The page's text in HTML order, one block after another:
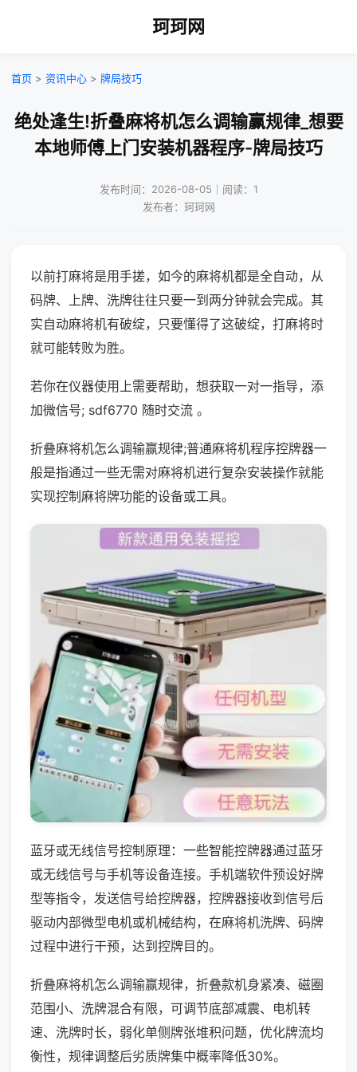
珂珂网
首页 > 资讯中心 > 牌局技巧
绝处逢生!折叠麻将机怎么调输赢规律_想要
本地师傅上门安装机器程序-牌局技巧
发布时间：2026-08-05｜阅读：1
发布者：珂珂网
以前打麻将是用手搓，如今的麻将机都是全自动，从
码牌、上牌、洗牌往往只要一到两分钟就会完成。其
实自动麻将机有破绽，只要懂得了这破绽，打麻将时
就可能转败为胜。
若你在仪器使用上需要帮助，想获取一对一指导，添
加微信号; sdf6770 随时交流 。
折叠麻将机怎么调输赢规律;普通麻将机程序控牌器一
般是指通过一些无需对麻将机进行复杂安装操作就能
实现控制麻将牌功能的设备或工具。
蓝牙或无线信号控制原理：一些智能控牌器通过蓝牙
或无线信号与手机等设备连接。手机端软件预设好牌
型等指令，发送信号给控牌器，控牌器接收到信号后
驱动内部微型电机或机械结构，在麻将机洗牌、码牌
过程中进行干预，达到控牌目的。
折叠麻将机怎么调输赢规律，折叠款机身紧凑、磁圈
范围小、洗牌混合有限，可调节底部减震、电机转
速、洗牌时长，弱化单侧牌张堆积问题，优化牌流均
衡性，规律调整后劣质牌集中概率降低30%。